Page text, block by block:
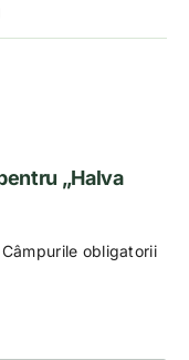
„Halva
Câmpurile obligatorii